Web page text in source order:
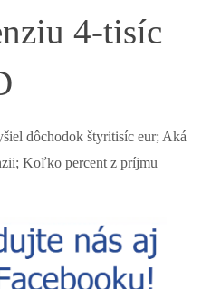
4-tisíc
dôchodok štyritisíc eur; Aká
Koľko percent z príjmu